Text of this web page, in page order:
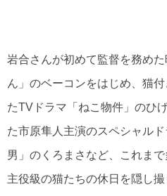
岩合さんが初めて監督を務め
ん」のベーコンをはじめ、猫
たTVドラマ「ねこ物件」のひ
た市原隼人主演のスペシャル
男」のくろまさなど、これま
主役級の猫たちの休日を隠し